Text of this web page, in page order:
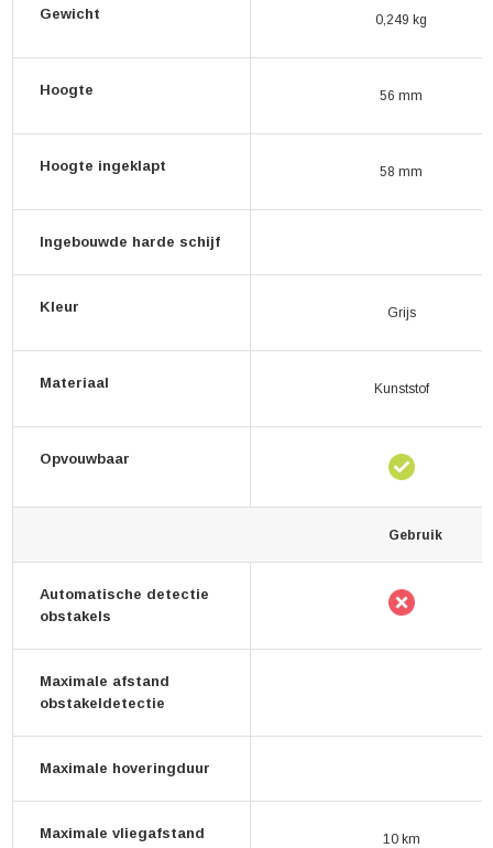
Gewicht 0,249 kg
Hoogte 56 mm
Hoogte ingeklapt 58 mm
Ingebouwde harde schijf
Kleur Grijs
Materiaal Kunststof
Opvouwbaar
Gebruik
Automatische detectie
obstakels
Maximale afstand
obstakeldetectie
Maximale hoveringduur
Maximale vliegafstand 10 km